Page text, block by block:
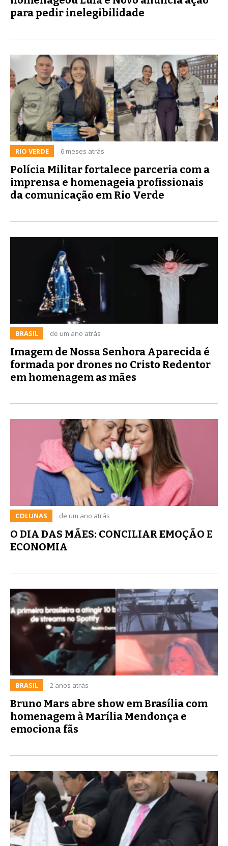
para pedir inelegibilidade
RIO VERDE 6 meses atrás
Polícia Militar fortalece parceria com a
imprensa e homenageia profissionais
da comunicação em Rio Verde
BRASIL de um ano atrás
Imagem de Nossa Senhora Aparecida é
formada por drones no Cristo Redentor
em homenagem as mães
COLUNAS de um ano atrás
O DIA DAS MÃES: CONCILIAR EMOÇÃO E
ECONOMIA
BRASIL 2 anos atrás
Bruno Mars abre show em Brasília com
homenagem à Marília Mendonça e
emociona fãs